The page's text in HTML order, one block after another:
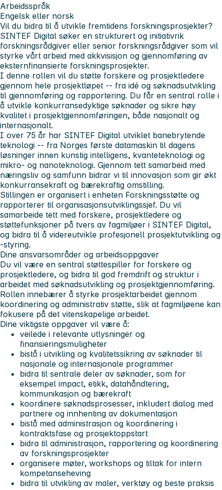
Arbeidsspråk
Engelsk eller norsk
Vil du bidra til å utvikle fremtidens forskningsprosjekter?
SINTEF Digital søker en strukturert og initiativrik
forskningsrådgiver eller senior forskningsrådgiver som vil
styrke vårt arbeid med akkvisisjon og gjennomføring av
eksternfinansierte forskningsprosjekter.
I denne rollen vil du støtte forskere og prosjektledere
gjennom hele prosjektløpet -- fra idé og søknadsutvikling
til gjennomføring og rapportering. Du får en sentral rolle i
å utvikle konkurransedyktige søknader og sikre høy
kvalitet i prosjektgjennomføringen, både nasjonalt og
internasjonalt.
I over 75 år har SINTEF Digital utviklet banebrytende
teknologi -- fra Norges første datamaskin til dagens
løsninger innen kunstig intelligens, kvanteteknologi og
mikro- og nanoteknologi. Gjennom tett samarbeid med
næringsliv og samfunn bidrar vi til innovasjon som gir økt
konkurransekraft og bærekraftig omstilling.
Stillingen er organisert i enheten Forskningsstøtte og
rapporterer til organisasjonsutviklingssjef. Du vil
samarbeide tett med forskere, prosjektledere og
støttefunksjoner på tvers av fagmiljøer i SINTEF Digital,
og bidra til å videreutvikle profesjonell prosjektutvikling og
-styring.
Dine ansvarsområder og arbeidsoppgaver
Du vil være en sentral støttespiller for forskere og
prosjektledere, og bidra til god fremdrift og struktur i
arbeidet med søknadsutvikling og prosjektgjennomføring.
Rollen innebærer å styrke prosjektarbeidet gjennom
koordinering og administrativ støtte, slik at fagmiljøene kan
fokusere på det vitenskapelige arbeidet.
Dine viktigste oppgaver vil være å:
veilede i relevante utlysninger og
finansieringsmuligheter
bistå i utvikling og kvalitetssikring av søknader til
nasjonale og internasjonale programmer
bidra til sentrale deler av søknader, som for
eksempel impact, etikk, datahåndtering,
kommunikasjon og bærekraft
koordinere søknadsprosesser, inkludert dialog med
partnere og innhenting av dokumentasjon
bistå med administrasjon og koordinering i
kontraktsfase og prosjektoppstart
bidra til administrasjon, rapportering og koordinering
av forskningsprosjekter
organisere møter, workshops og tiltak for intern
kompetanseheving
bidra til utvikling av maler, verktøy og beste praksis